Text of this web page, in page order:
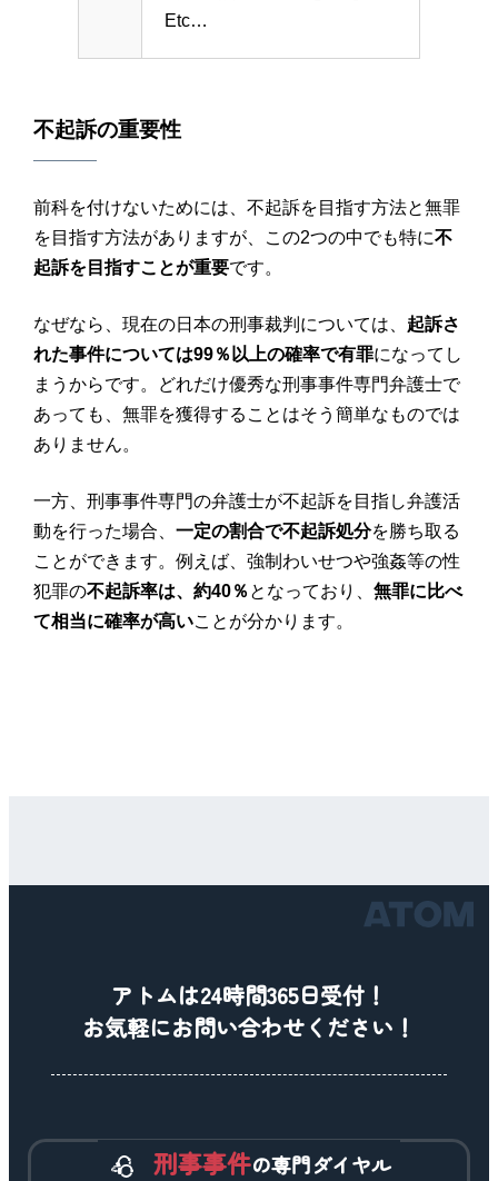
Etc…
不起訴の重要性
前科を付けないためには、不起訴を目指す方法と無罪
を目指す方法がありますが、この2つの中でも特に不
起訴を目指すことが重要です。
なぜなら、現在の日本の刑事裁判については、 起訴さ
れた事件については99％以上の確率で有罪になってし
まうからです。どれだけ優秀な刑事事件専門弁護士で
あっても、無罪を獲得することはそう簡単なものでは
ありません。
一方、刑事事件専門の弁護士が不起訴を目指し弁護活
動を行った場合、 一定の割合で不起訴処分を勝ち取る
ことができます。例えば、強制わいせつや強姦等の性
犯罪の不起訴率は、約40％ となっており、 無罪に比べ
て相当に確率が高いことが分かります。
アトムは24時間365日受付！
お気軽にお問い合わせください！
刑事事件の専門ダイヤル